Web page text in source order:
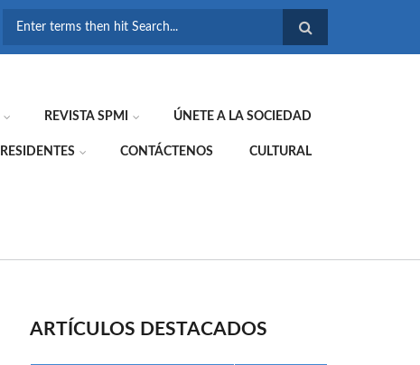
REVISTA SPMI ÚNETE A LA SOCIEDAD
RESIDENTES CONTÁCTENOS CULTURAL
ARTÍCULOS DESTACADOS